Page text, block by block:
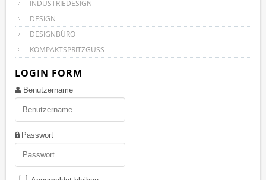
INDUSTRIEDESIGN
DESIGN
DESIGNBÜRO
KOMPAKTSPRITZGUSS
LOGIN FORM
Benutzername
Passwort